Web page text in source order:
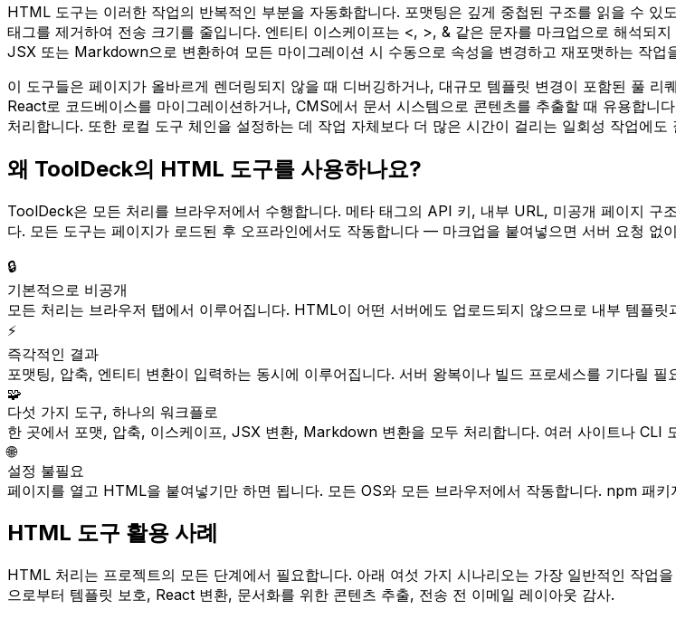
HTML 도구는 이러한 작업의 반복적인 부분을 자동화합니다. 포맷팅은 깊게 중첩된 구조를 읽을 수
태그를 제거하여 전송 크기를 줄입니다. 엔티티 이스케이프는 <, >, & 같은 문자를 마크업으로 해석되
JSX 또는 Markdown으로 변환하여 모든 마이그레이션 시 수동으로 속성을 변경하고 재포맷하는 작업
이 도구들은 페이지가 올바르게 렌더링되지 않을 때 디버깅하거나, 대규모 템플릿 변경이 포함된 풀
React로 코드베이스를 마이그레이션하거나, CMS에서 문서 시스템으로 콘텐츠를 추출할 때 유용합
처리합니다. 또한 로컬 도구 체인을 설정하는 데 작업 자체보다 더 많은 시간이 걸리는 일회성 작업에도
왜 ToolDeck의 HTML 도구를 사용하나요?
ToolDeck은 모든 처리를 브라우저에서 수행합니다. 메타 태그의 API 키, 내부 URL, 미공개 페이지
다. 모든 도구는 페이지가 로드된 후 오프라인에서도 작동합니다 — 마크업을 붙여넣으면 서버 요청 없
🔒
기본적으로 비공개
모든 처리는 브라우저 탭에서 이루어집니다. HTML이 어떤 서버에도 업로드되지 않으므로 내부 템플
⚡
즉각적인 결과
포맷팅, 압축, 엔티티 변환이 입력하는 동시에 이루어집니다. 서버 왕복이나 빌드 프로세스를 기다릴 필
🧩
다섯 가지 도구, 하나의 워크플로
한 곳에서 포맷, 압축, 이스케이프, JSX 변환, Markdown 변환을 모두 처리합니다. 여러 사이트나 CLI
🌐
설정 불필요
페이지를 열고 HTML을 붙여넣기만 하면 됩니다. 모든 OS와 모든 브라우저에서 작동합니다. npm 패
HTML 도구 활용 사례
HTML 처리는 프로젝트의 모든 단계에서 필요합니다. 아래 여섯 가지 시나리오는 가장 일반적인 작업
으로부터 템플릿 보호, React 변환, 문서화를 위한 콘텐츠 추출, 전송 전 이메일 레이아웃 감사.